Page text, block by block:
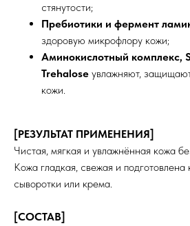
стянутости;
Пребиотики и фермент
здоровую микрофлору кожи;
Аминокислотный комплекс,
Trehalose увлажняют,
кожи.
[РЕЗУЛЬТАТ ПРИМЕНЕНИЯ]
Чистая, мягкая и увлажнённая кожа
Кожа гладкая, свежая и
сыворотки или крема.
[СОСТАВ]